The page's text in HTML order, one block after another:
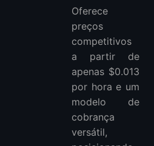
Oferece
preços
competitivos
a partir de
apenas $0.013
por hora e um
modelo de
cobrança
versátil,